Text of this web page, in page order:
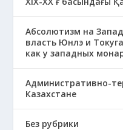
Абсолютизм на
власть Юнлэ и
как у западных
Административно-
Казахстане
Без рубрики